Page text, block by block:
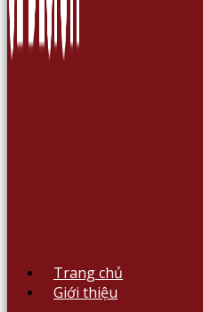
Trang chủ
Giới thiệu